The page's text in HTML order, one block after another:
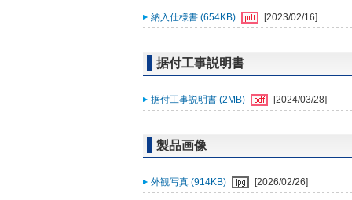
納入仕様書 (654KB) [2023/02/16]
据付工事説明書
据付工事説明書 (2MB) [2024/03/28]
製品画像
外観写真 (914KB) [2026/02/26]